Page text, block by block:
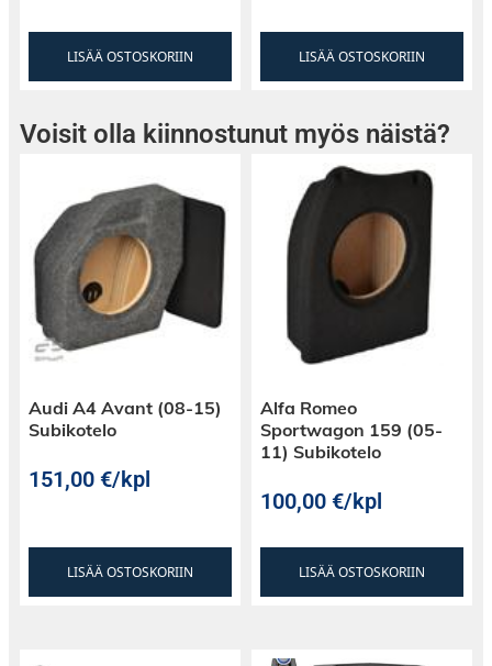
LISÄÄ OSTOSKORIIN LISÄÄ OSTOSKORIIN
Voisit olla kiinnostunut myös näistä?
Audi A4 Avant (08-15)
Subikotelo
151,00€/kpl
LISÄÄ OSTOSKORIIN
Alfa Romeo
Sportwagon 159 (05-
11) Subikotelo
100,00€/kpl
LISÄÄ OSTOSKORIIN